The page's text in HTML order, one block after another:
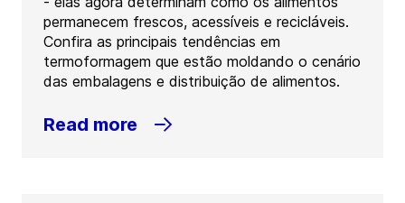
permanecem frescos, acessíveis e recicláveis.
Confira as principais tendências em
termoformagem que estão moldando o cenário
das embalagens e distribuição de alimentos.
Read more